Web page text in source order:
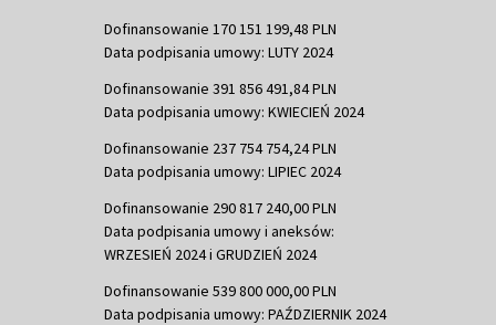
Dofinansowanie 170 151 199,48 PLN
Data podpisania umowy: LUTY 2024
Dofinansowanie 391 856 491,84 PLN
Data podpisania umowy: KWIECIEŃ 2024
Dofinansowanie 237 754 754,24 PLN
Data podpisania umowy: LIPIEC 2024
Dofinansowanie 290 817 240,00 PLN
Data podpisania umowy i aneksów:
WRZESIEŃ 2024 i GRUDZIEŃ 2024
Dofinansowanie 539 800 000,00 PLN
Data podpisania umowy: PAŹDZIERNIK 2024